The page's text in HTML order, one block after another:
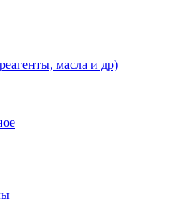
масла и др)